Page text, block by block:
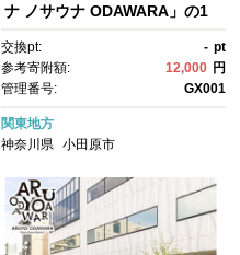
ナ ノサウナ ODAWARA」の1
田原市 】
交換pt: - pt
参考寄附額:
12,000 円
管理番号:
GX001
関東地方
神奈川県 小田原市